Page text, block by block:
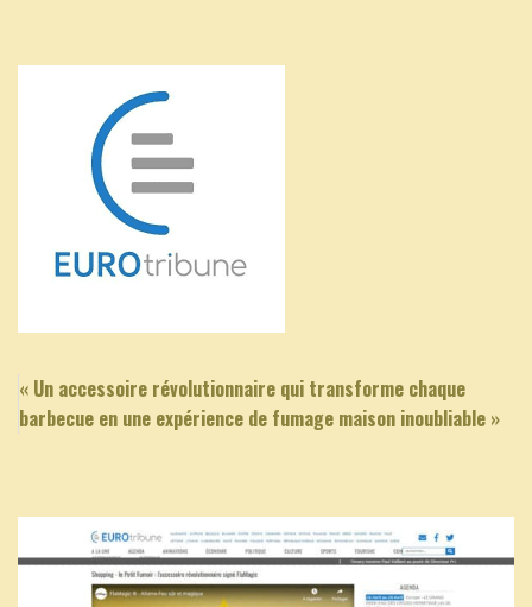
« Un accessoire révolutionnaire qui transforme chaque
barbecue en une expérience de fumage maison inoubliable »